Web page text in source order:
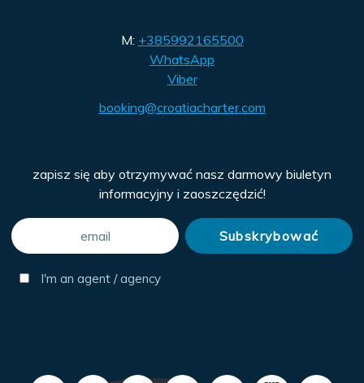
M: +385992165500
WhatsApp
Viber
booking@croatiacharter.com
zapisz się aby otrzymywać nasz darmowy biuletyn
informacyjny i zaoszczędzić!
I'm an agent / agency